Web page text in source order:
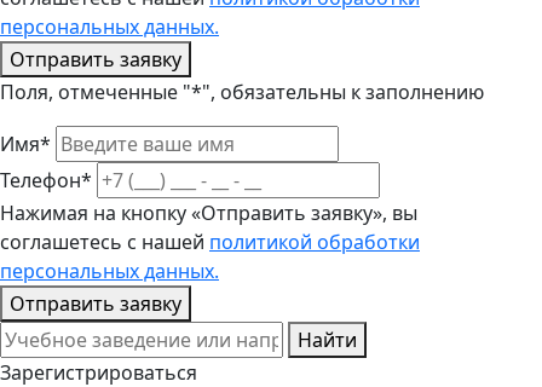
персональных данных.
Отправить заявку
Поля, отмеченные "*", обязательны к заполнению
Имя*
Телефон*
Нажимая на кнопку «Отправить заявку», вы
соглашетесь с нашей политикой обработки
персональных данных.
Отправить заявку
Найти
Зарегистрироваться